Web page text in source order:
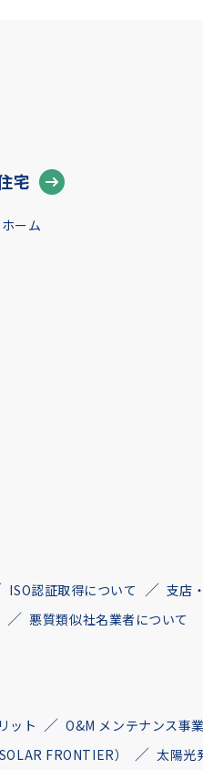
宅
ーム
ISO認証取得について 支店
悪質類似社名業者について
ット O&M メンテナンス事業
FRONTIER） 太陽光